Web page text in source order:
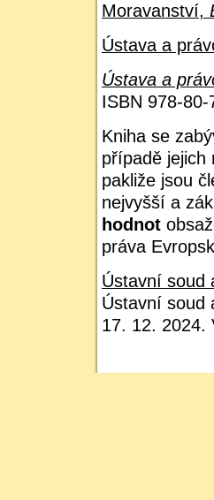
Moravanství,
Ústava a
Ústava a
ISBN 978-
Kniha se
případě jejich
pakliže jsou
nejvyšší a
hodnot
práva
Ústavní soud
Ústavní soud
17. 12. 2024.